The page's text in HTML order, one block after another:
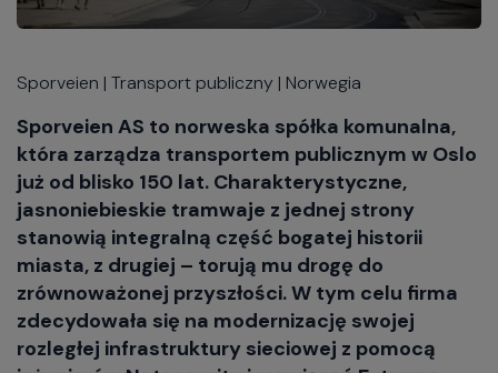
Sporveien | Transport publiczny | Norwegia
Sporveien AS to norweska spółka komunalna,
która zarządza transportem publicznym w Oslo
już od blisko 150 lat. Charakterystyczne,
jasnoniebieskie tramwaje z jednej strony
stanowią integralną część bogatej historii
miasta, z drugiej – torują mu drogę do
zrównoważonej przyszłości. W tym celu firma
zdecydowała się na modernizację swojej
rozległej infrastruktury sieciowej z pomocą